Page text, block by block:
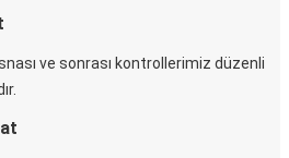
ve sonrası kontrollerimiz düzenli